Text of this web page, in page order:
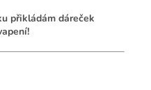
přikládám dáreček